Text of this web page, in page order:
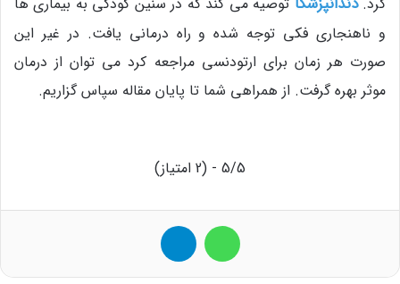
و ناهنجاری فکی توجه شده و راه درمانی یافت. در غیر این
صورت هر زمان برای ارتودنسی مراجعه کرد می توان از درمان
موثر بهره گرفت. از همراهی شما تا پایان مقاله سپاس گزاریم.
5/5 - (2 امتیاز)
واتس آپ